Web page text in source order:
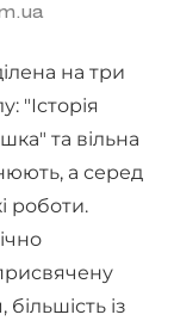
на три
"Історія
та вільна
а серед
роботи.
із